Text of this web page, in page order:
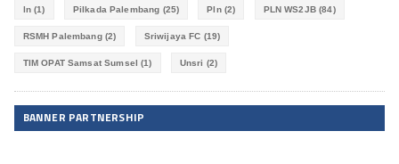
ln (1) Pilkada Palembang (25) Pln(2) PLN WS2JB(84)
RSMH Palembang(2) Sriwijaya FC (19)
TIM OPAT Samsat Sumsel (1) Unsri (2)
BANNER PARTNERSHIP